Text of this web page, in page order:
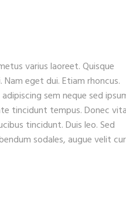
varius laoreet. Quisque
eget dui. Etiam rhoncus.
sem neque sed
tincidunt tempus. Donec
tincidunt. Duis leo. Sed
sodales, augue velit